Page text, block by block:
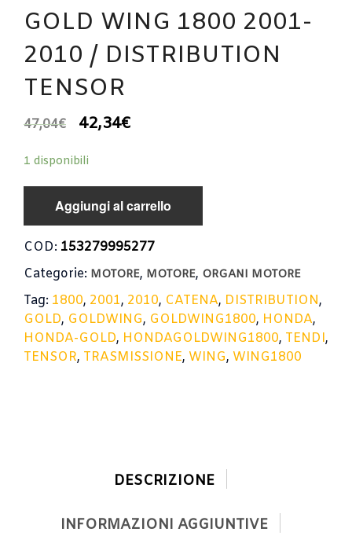
GOLD WING 1800 2001-
2010 / DISTRIBUTION
TENSOR
47,04€ 42,34€
1 disponibili
Aggiungi al carrello
COD: 153279995277
Categorie: MOTORE, MOTORE, ORGANI MOTORE
Tag: 1800, 2001, 2010, CATENA, DISTRIBUTION,
GOLD, GOLDWING, GOLDWING1800, HONDA,
HONDA-GOLD, HONDAGOLDWING1800, TENDI,
TENSOR, TRASMISSIONE, WING, WING1800
DESCRIZIONE
INFORMAZIONI AGGIUNTIVE